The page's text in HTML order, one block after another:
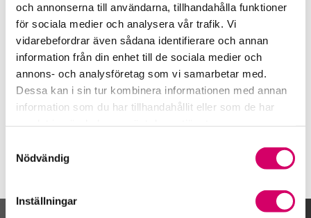
och annonserna till användarna, tillhandahålla funktioner
för sociala medier och analysera vår trafik. Vi
vidarebefordrar även sådana identifierare och annan
information från din enhet till de sociala medier och
annons- och analysföretag som vi samarbetar med.
Dessa kan i sin tur kombinera informationen med annan
information som du har tillhandahållit eller som de har
Nödvändig
Inställningar
Lena Eriksson
Srf Auktoriserade konsulter
Lena Eriksson
Auktoriserad Lönekonsult
Borlänge